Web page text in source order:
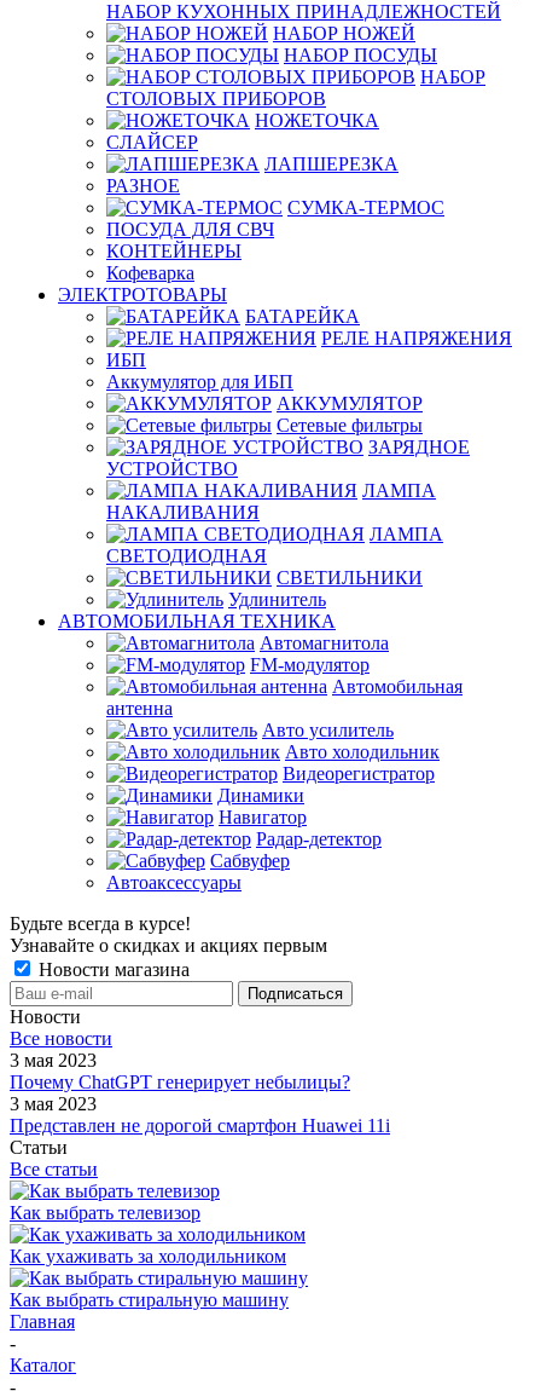
НАБОР КУХОННЫХ ПРИНАДЛЕЖНОСТЕЙ
НАБОР НОЖЕЙ
НАБОР ПОСУДЫ
НАБОР
СТОЛОВЫХ ПРИБОРОВ
НОЖЕТОЧКА
СЛАЙСЕР
ЛАПШЕРЕЗКА
РАЗНОЕ
СУМКА-ТЕРМОС
ПОСУДА ДЛЯ СВЧ
КОНТЕЙНЕРЫ
Кофеварка
ЭЛЕКТРОТОВАРЫ
БАТАРЕЙКА
РЕЛЕ НАПРЯЖЕНИЯ
ИБП
Аккумулятор для ИБП
АККУМУЛЯТОР
Сетевые фильтры
ЗАРЯДНОЕ
УСТРОЙСТВО
ЛАМПА
НАКАЛИВАНИЯ
ЛАМПА
СВЕТОДИОДНАЯ
СВЕТИЛЬНИКИ
Удлинитель
АВТОМОБИЛЬНАЯ ТЕХНИКА
Автомагнитола
FM-модулятор
Автомобильная
антенна
Авто усилитель
Авто холодильник
Видеорегистратор
Динамики
Навигатор
Радар-детектор
Сабвуфер
Автоаксессуары
Будьте всегда в курсе!
Узнавайте о скидках и акциях первым
Новости магазина
Новости
Все новости
3 мая 2023
Почему ChatGPT генерирует небылицы?
3 мая 2023
Представлен не дорогой смартфон Huawei 11i
Статьи
Все статьи
Как выбрать телевизор
Как ухаживать за холодильником
Как выбрать стиральную машину
Главная
-
Каталог
-